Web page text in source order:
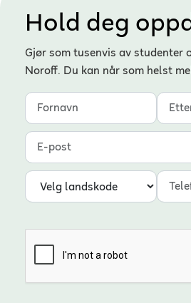
Hold deg
Gjør som tusenvis av studenter
Noroff. Du kan når som helst
Fornavn
Etternavn
E-post
Landskode
Telefonnummer